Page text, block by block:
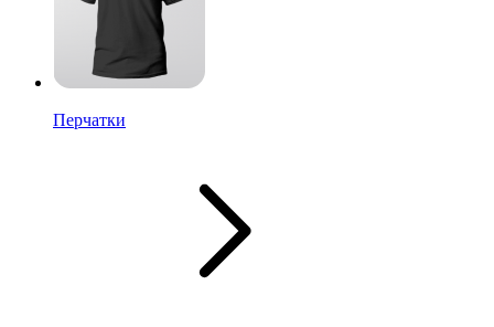
Перчатки